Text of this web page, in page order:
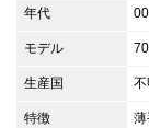
年代
モデル
生産国 不
特徴 薄